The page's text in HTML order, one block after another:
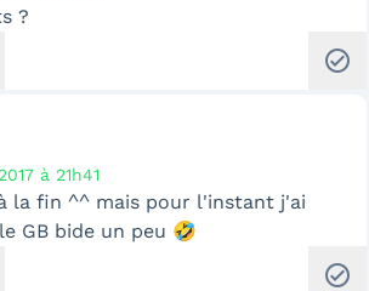
?
check_circle
à 21h41
la fin ^^ mais pour l'instant j'ai
GB bide un peu 🤣
check_circle